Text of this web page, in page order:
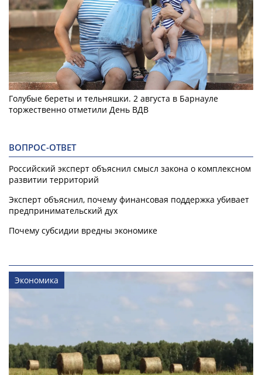
Голубые береты и тельняшки. 2 августа в Барнауле
торжественно отметили День ВДВ
ВОПРОС-ОТВЕТ
Российский эксперт объяснил смысл закона о комплексном
развитии территорий
Эксперт объяснил, почему финансовая поддержка убивает
предпринимательский дух
Почему субсидии вредны экономике
Экономика